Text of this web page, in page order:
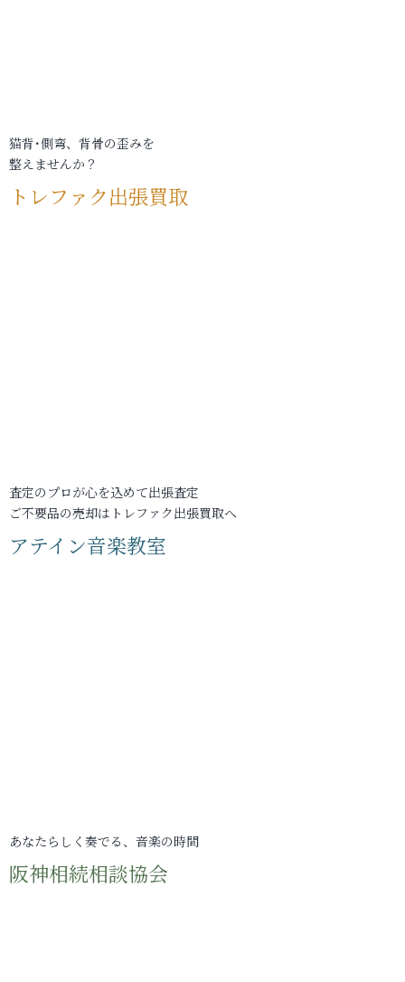
猫背･側弯、背骨の歪みを
整えませんか？
トレファク出張買取
査定のプロが心を込めて出張査定
ご不要品の売却はトレファク出張買取へ
アテイン音楽教室
あなたらしく奏でる、音楽の時間
阪神相続相談協会